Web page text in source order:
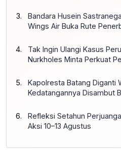
Wings Air Buka Rute
Nurkholes Minta Perkuat
Kedatangannya Disambut
Aksi 10–13 Agustus